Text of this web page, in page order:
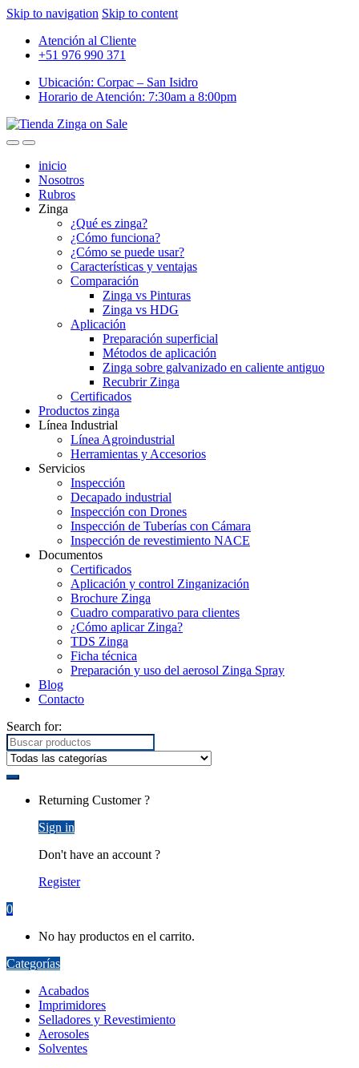
Skip to navigation Skip to content
Atención al Cliente
+51 976 990 371
Ubicación: Corpac – San Isidro
Horario de Atención: 7:30am a 8:00pm
inicio
Nosotros
Rubros
Zinga
¿Qué es zinga?
¿Cómo funciona?
¿Cómo se puede usar?
Características y ventajas
Comparación
Zinga vs Pinturas
Zinga vs HDG
Aplicación
Preparación superficial
Métodos de aplicación
Zinga sobre galvanizado en caliente antiguo
Recubrir Zinga
Certificados
Productos zinga
Línea Industrial
Línea Agroindustrial
Herramientas y Accesorios
Servicios
Inspección
Decapado industrial
Inspección con Drones
Inspección de Tuberías con Cámara
Inspección de revestimiento NACE
Documentos
Certificados
Aplicación y control Zinganización
Brochure Zinga
Cuadro comparativo para clientes
¿Cómo aplicar Zinga?
TDS Zinga
Ficha técnica
Preparación y uso del aerosol Zinga Spray
Blog
Contacto
Search for:
Returning Customer ?
Sign in
Don't have an account ?
Register
0
No hay productos en el carrito.
Categorías
Acabados
Imprimidores
Selladores y Revestimiento
Aerosoles
Solventes